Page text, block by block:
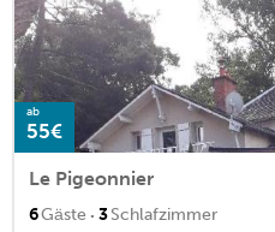
ab
55€
Le Pigeonnier
6Gäste · 3Schlafzimmer